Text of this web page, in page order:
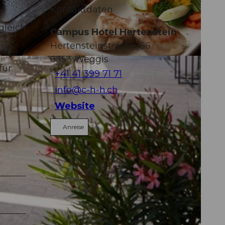
Kontaktdaten
Campus Hotel Hertenstein
Hertensteinstrasse 156
6353Weggis
+41 41 399 71 71
info@c-h-h.ch
Website
Anreise